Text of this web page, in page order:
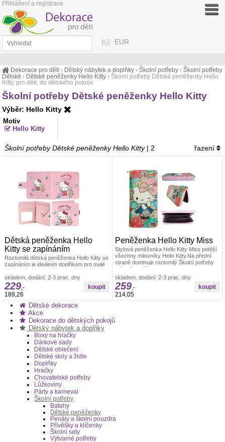
Dekorace pro děti › Dětský nábytek a doplňky ›Školní potřeby ›Školní potřeby
Dětské › Dětské peněženky Hello Kitty › Školní potřeby Dětské peněženky Hello
Kitty, pro děti, do dětského pokoje
Školní potřeby Dětské peněženky Hello Kitty
Výběr: Hello Kitty
Motiv
Hello Kitty
Školní potřeby Dětské peněženky Hello Kitty | 2 řazení
Dětská peněženka Hello
Kitty se zapínáním
Roztomilá dětská peněženka Hello Kitty se
zapínáním je ideálním doplňkem pro malé
peněženky Hello Kitty
skladem, dodání: 2-3 prac. dny
229,-
189,26
Peněženka Hello Kitty Miss
Stylová peněženka Hello Kitty Miss potěší
všechny milovníky Hello Kitty.Na přední
straně dominuje roztomilý Školní potřeby
Dětské peněženky
skladem, dodání: 2-3 prac. dny
259,-
214,05
Dětské dekorace
Akce
Dekorace do dětských pokojů
Dětský nábytek a doplňky
Boxy na hračky
Dárkové sady
Dětské oblečení
Dětské stoly a židle
Doplňky
Hračky
Chovatelské potřeby
Lůžkoviny
Párty a karneval
Školní potřeby
Batohy
Dětské peněženky
Penály a školní pouzdra
Přívěšky a klíčenky
Školní sety
Výtvarné potřeby
Kč EUR
Přihlášení a registrace